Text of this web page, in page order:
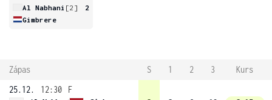
Al Nabhani [2]
2
Gimbrere
Zápas S 1 2 3
Kurs
25.12.
12:30
F